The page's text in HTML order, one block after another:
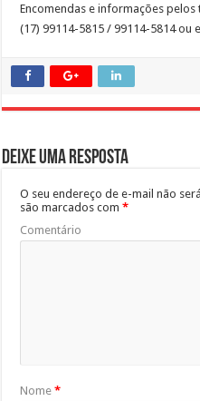
Encomendas e informações pelos
(17) 99114-5815 / 99114-5814
Deixe uma resposta
O seu endereço de e-mail não
são marcados com*
Comentário
Nome*